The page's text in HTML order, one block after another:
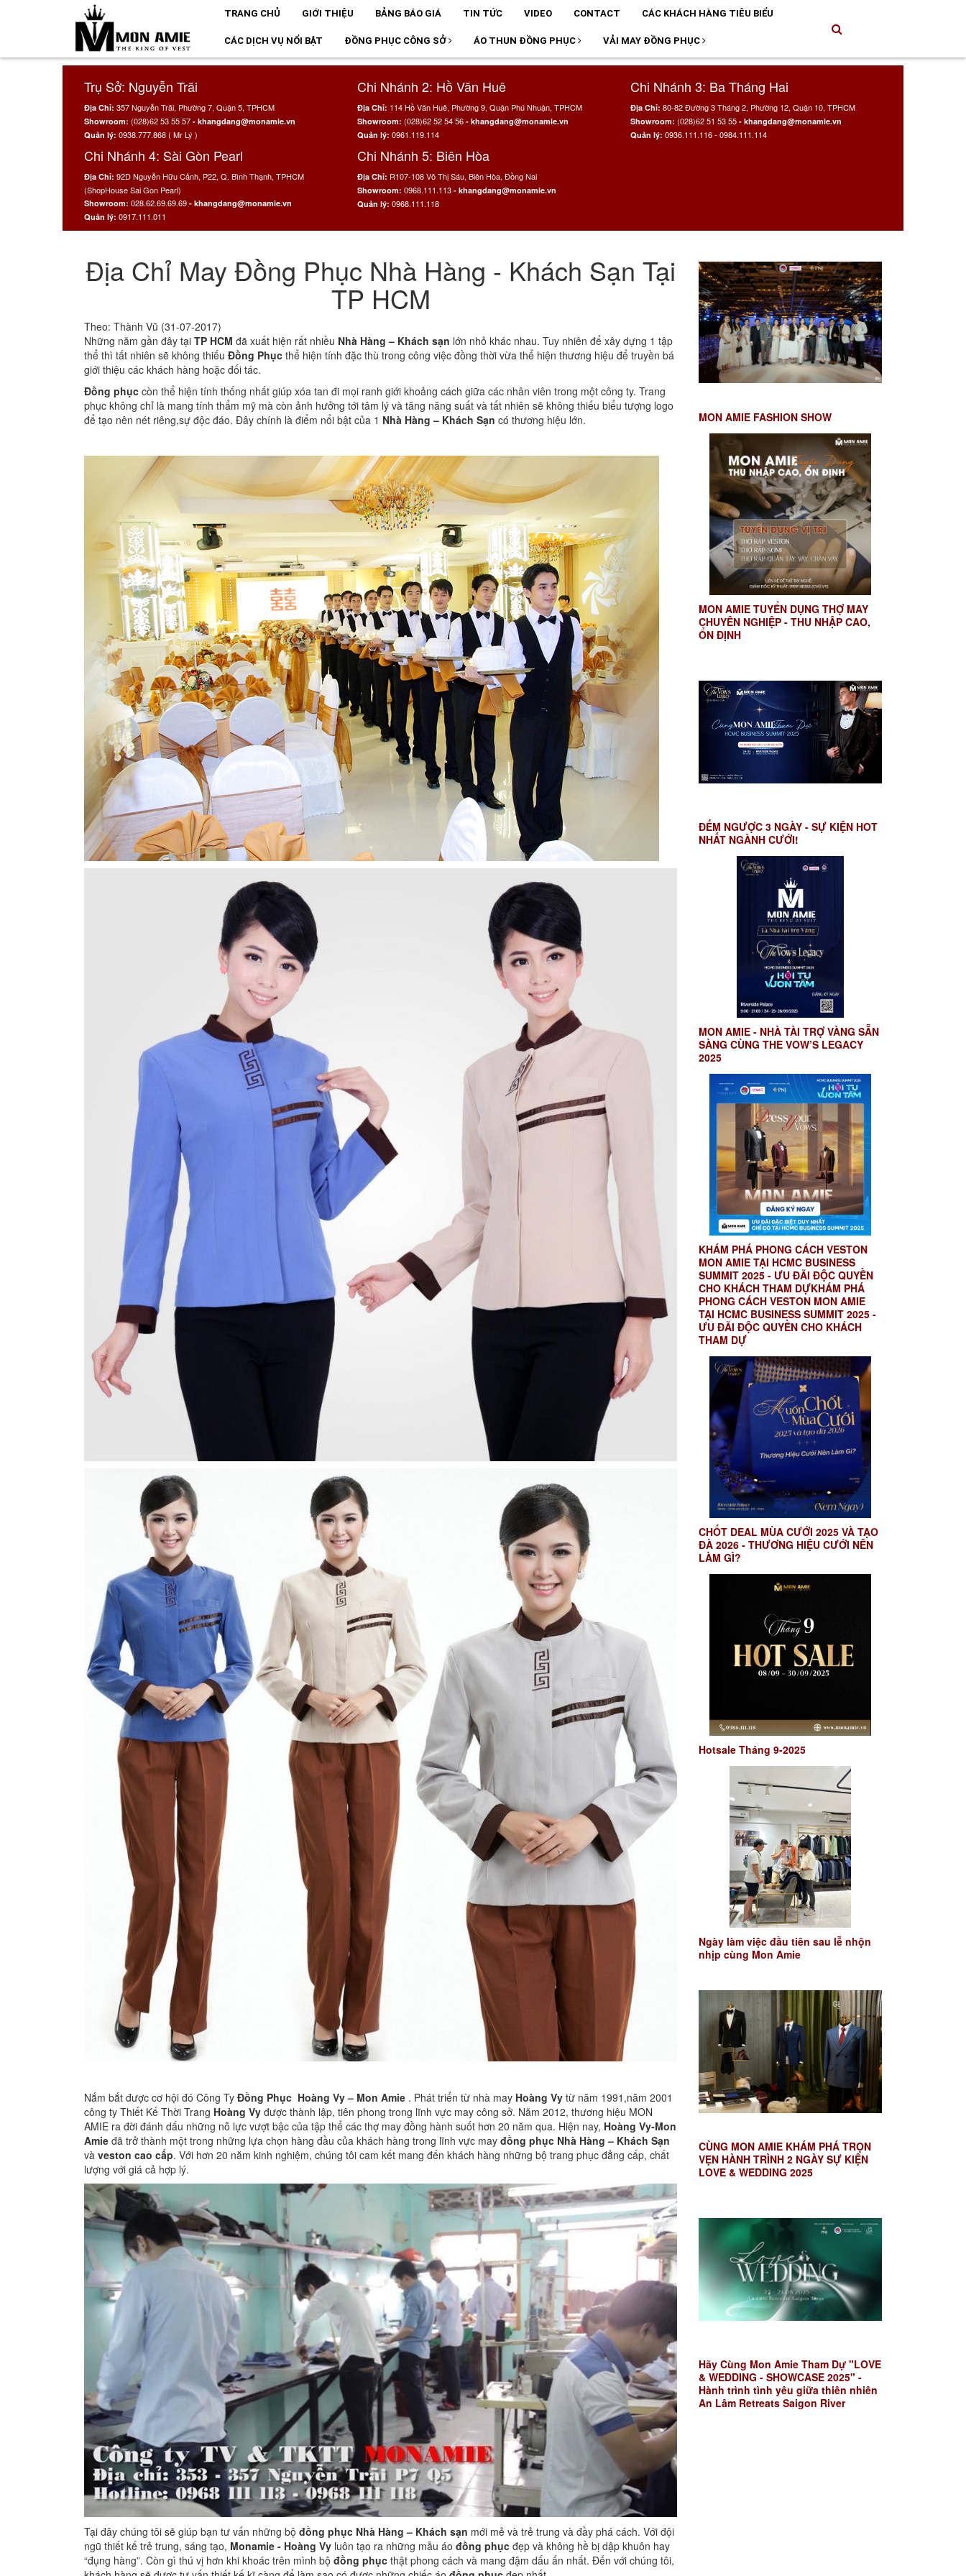
TRANG CHỦ GIỚI THIỆU BẢNG BÁO GIÁ TIN TỨC VIDEO CONTACT CÁC KHÁCH HÀNG TIÊU BIỂU
CÁC DỊCH VỤ NỔI BẬT ĐỒNG PHỤC CÔNG SỞ ÁO THUN ĐỒNG PHỤC VẢI MAY ĐỒNG PHỤC
Trụ Sở: Nguyễn Trãi
Địa Chỉ: 357 Nguyễn Trãi, Phường 7, Quận 5, TPHCM
Showroom: (028)62 53 55 57 - khangdang@monamie.vn
Quản lý: 0938.777.868 ( Mr Lý )
Chi Nhánh 2: Hồ Văn Huê
Địa Chỉ: 114 Hồ Văn Huê, Phường 9, Quận Phú Nhuận, TPHCM
Showroom: (028)62 52 54 56 - khangdang@monamie.vn
Quản lý: 0961.119.114
Chi Nhánh 3: Ba Tháng Hai
Địa Chỉ: 80-82 Đường 3 Tháng 2, Phường 12, Quận 10, TPHCM
Showroom: (028)62 51 53 55 - khangdang@monamie.vn
Quản lý: 0936.111.116 - 0984.111.114
Chi Nhánh 4: Sài Gòn Pearl
Địa Chỉ: 92D Nguyễn Hữu Cảnh, P22, Q. Bình Thạnh, TPHCM
(ShopHouse Sai Gon Pearl)
Showroom: 028.62.69.69.69 - khangdang@monamie.vn
Quản lý: 0917.111.011
Chi Nhánh 5: Biên Hòa
Địa Chỉ: R107-108 Võ Thị Sáu, Biên Hòa, Đồng Nai
Showroom: 0968.111.113 - khangdang@monamie.vn
Quản lý: 0968.111.118
Địa Chỉ May Đồng Phục Nhà Hàng - Khách Sạn Tại
TP HCM
Theo: Thành Vũ (31-07-2017)
Những năm gần đây tại TP HCM đã xuất hiện rất nhiều Nhà Hàng – Khách sạn lớn nhỏ khác nhau. Tuy nhiên để xây dựng 1 tập
thể thì tất nhiên sẽ không thiếu Đồng Phục thể hiện tính đặc thù trong công việc đồng thời vừa thể hiện thương hiệu để truyền bá
giới thiệu các khách hàng hoặc đối tác.
Đồng phục còn thể hiện tính thống nhất giúp xóa tan đi mọi ranh giới khoảng cách giữa các nhân viên trong một công ty. Trang
phục không chỉ là mang tính thẩm mỹ mà còn ảnh hưởng tới tâm lý và tăng năng suất và tất nhiên sẽ không thiếu biểu tượng logo
để tạo nên nét riêng,sự độc đáo. Đây chính là điểm nổi bật của 1 Nhà Hàng – Khách Sạn có thương hiệu lớn.
Nắm bắt được cơ hội đó Công Ty Đồng Phục Hoàng Vy – Mon Amie . Phát triển từ nhà may Hoàng Vy từ năm 1991,năm 2001
công ty Thiết Kế Thời Trang Hoàng Vy được thành lập, tiên phong trong lĩnh vực may công sở. Năm 2012, thương hiệu MON
AMIE ra đời đánh dấu những nỗ lực vượt bậc của tập thể các thợ may đồng hành suốt hơn 20 năm qua. Hiện nay, Hoàng Vy-Mon
Amie đã trở thành một trong những lựa chọn hàng đầu của khách hàng trong lĩnh vực may đồng phục Nhà Hàng – Khách Sạn
và veston cao cấp. Với hơn 20 năm kinh nghiệm, chúng tôi cam kết mang đến khách hàng những bộ trang phục đẳng cấp, chất
lượng với giá cả hợp lý.
Tại đây chúng tôi sẽ giúp bạn tư vấn những bộ đồng phục Nhà Hàng – Khách sạn mới mẻ và trẻ trung và đầy phá cách. Với đội
ngũ thiết kế trẻ trung, sáng tạo, Monamie - Hoàng Vy luôn tạo ra những mẫu áo đồng phục đẹp và không hề bị dập khuôn hay
“đụng hàng”. Còn gì thú vị hơn khi khoác trên mình bộ đồng phục thật phong cách và mang đậm dấu ấn nhất. Đến với chúng tôi,
MON AMIE FASHION SHOW
MON AMIE TUYỂN DỤNG THỢ MAY
CHUYÊN NGHIỆP - THU NHẬP CAO,
ỔN ĐỊNH
ĐẾM NGƯỢC 3 NGÀY - SỰ KIỆN HOT
NHẤT NGÀNH CƯỚI!
MON AMIE - NHÀ TÀI TRỢ VÀNG SẴN
SÀNG CÙNG THE VOW’S LEGACY
2025
KHÁM PHÁ PHONG CÁCH VESTON
MON AMIE TẠI HCMC BUSINESS
SUMMIT 2025 - ƯU ĐÃI ĐỘC QUYỀN
CHO KHÁCH THAM DỰKHÁM PHÁ
PHONG CÁCH VESTON MON AMIE
TẠI HCMC BUSINESS SUMMIT 2025 -
ƯU ĐÃI ĐỘC QUYỀN CHO KHÁCH
THAM DỰ
CHỐT DEAL MÙA CƯỚI 2025 VÀ TẠO
ĐÀ 2026 - THƯƠNG HIỆU CƯỚI NÊN
LÀM GÌ?
Hotsale Tháng 9-2025
Ngày làm việc đầu tiên sau lễ nhộn
nhịp cùng Mon Amie
CÙNG MON AMIE KHÁM PHÁ TRỌN
VẸN HÀNH TRÌNH 2 NGÀY SỰ KIỆN
LOVE & WEDDING 2025
Hãy Cùng Mon Amie Tham Dự "LOVE
& WEDDING - SHOWCASE 2025" -
Hành trình tình yêu giữa thiên nhiên
An Lâm Retreats Saigon River